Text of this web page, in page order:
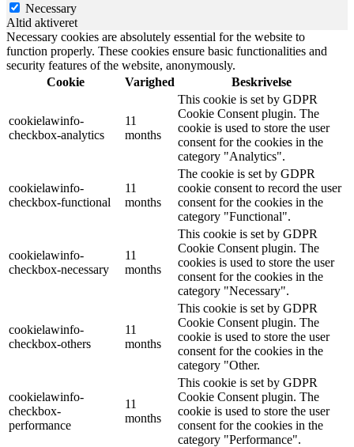
Necessary
Altid aktiveret
Necessary cookies are absolutely essential for the website to
function properly. These cookies ensure basic functionalities and
security features of the website, anonymously.
Cookie
Varighed Beskrivelse
cookielawinfo-
checkbox-analytics
11
months
This cookie is set by GDPR
Cookie Consent plugin. The
cookie is used to store the user
consent for the cookies in the
category "Analytics".
cookielawinfo-
checkbox-functional
11
months
The cookie is set by GDPR
cookie consent to record the user
consent for the cookies in the
category "Functional".
cookielawinfo-
checkbox-necessary
11
months
This cookie is set by GDPR
Cookie Consent plugin. The
cookies is used to store the user
consent for the cookies in the
category "Necessary".
cookielawinfo-
checkbox-others
11
months
This cookie is set by GDPR
Cookie Consent plugin. The
cookie is used to store the user
consent for the cookies in the
category "Other.
cookielawinfo-
checkbox-
performance
11
months
This cookie is set by GDPR
Cookie Consent plugin. The
cookie is used to store the user
consent for the cookies in the
category "Performance".